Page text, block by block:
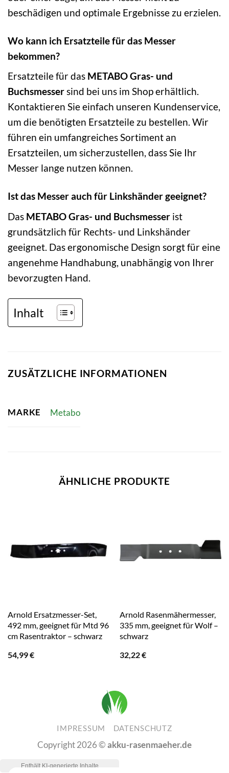
beschädigen und optimale Ergebnisse zu erzielen.
Wo kann ich Ersatzteile für das Messer
bekommen?
Ersatzteile für das METABO Gras- und
Buchsmessersind bei uns im Shop erhältlich.
Kontaktieren Sie einfach unseren Kundenservice,
um die benötigten Ersatzteile zu bestellen. Wir
führen ein umfangreiches Sortiment an
Ersatzteilen, um sicherzustellen, dass Sie Ihr
Messer lange nutzen können.
Ist das Messer auch für Linkshänder geeignet?
Das METABO Gras- und Buchsmesser ist
grundsätzlich für Rechts- und Linkshänder
geeignet. Das ergonomische Design sorgt für eine
angenehme Handhabung, unabhängig von Ihrer
bevorzugten Hand.
Inhalt
ZUSÄTZLICHE INFORMATIONEN
MARKE Metabo
ÄHNLICHE PRODUKTE
Arnold Ersatzmesser-Set,
492 mm, geeignet für Mtd 96
cm Rasentraktor – schwarz
54,99€
Arnold Rasenmähermesser,
335 mm, geeignet für Wolf –
schwarz
32,22€
IMPRESSUM DATENSCHUTZ
Copyright 2026 ©akku-rasenmaeher.de